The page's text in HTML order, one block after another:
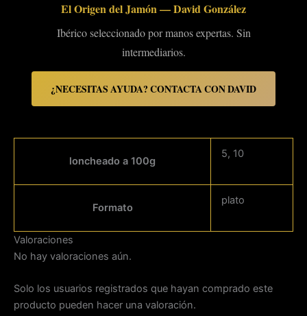
El Origen del Jamón — David González
Ibérico seleccionado por manos expertas. Sin
intermediarios.
¿NECESITAS AYUDA? CONTACTA CON DAVID
loncheado a 100g
5, 10
Formato
plato
Valoraciones
No hay valoraciones aún.
Solo los usuarios registrados que hayan comprado este
producto pueden hacer una valoración.